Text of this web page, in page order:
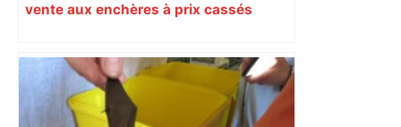
vente aux enchères à prix cassés